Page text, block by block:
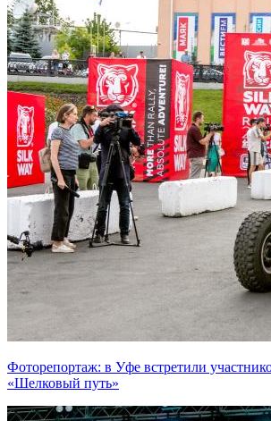
Фоторепортаж: в Уфе встретили
«Шелковый путь»